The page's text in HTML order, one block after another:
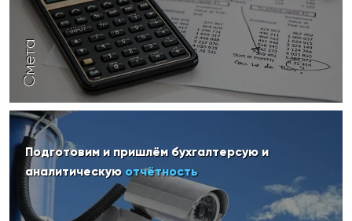
Смета
Подготовим и пришлём бухгалтерсую и
аналитическую отчётность